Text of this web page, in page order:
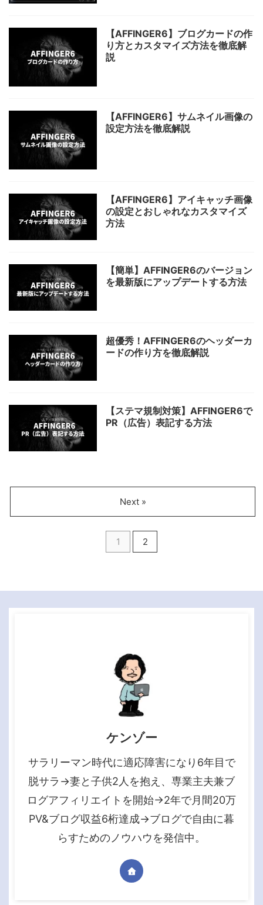
【AFFINGER6】ブログカードの作
り方とカスタマイズ方法を徹底解
説
【AFFINGER6】サムネイル画像の
設定方法を徹底解説
【AFFINGER6】アイキャッチ画像
の設定とおしゃれなカスタマイズ
方法
【簡単】AFFINGER6のバージョン
を最新版にアップデートする方法
超優秀！AFFINGER6のヘッダーカ
ードの作り方を徹底解説
【ステマ規制対策】AFFINGER6で
PR（広告）表記する方法
1 2
Next »
ケンゾー
サラリーマン時代に適応障害になり6年目で
脱サラ→妻と子供2人を抱え、専業主夫兼ブ
ログアフィリエイトを開始→2年で月間20万
PV&ブログ収益6桁達成→ブログで自由に暮
らすためのノウハウを発信中。